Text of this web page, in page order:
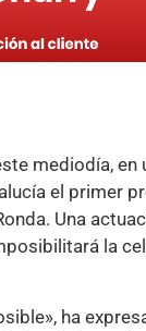
mediodía,
el primer
Una
la
ha